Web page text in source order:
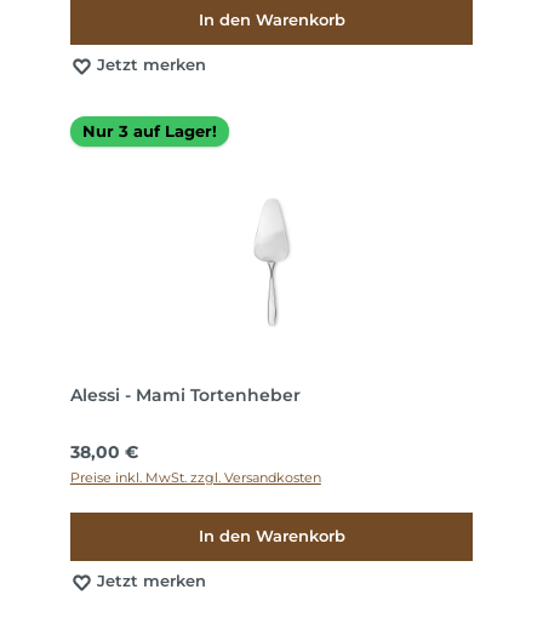
In den Warenkorb
Jetzt merken
Nur 3 auf Lager!
Alessi - Mami Tortenheber
Regulärer Preis:
38,00 €
Preise inkl. MwSt. zzgl. Versandkosten
In den Warenkorb
Jetzt merken